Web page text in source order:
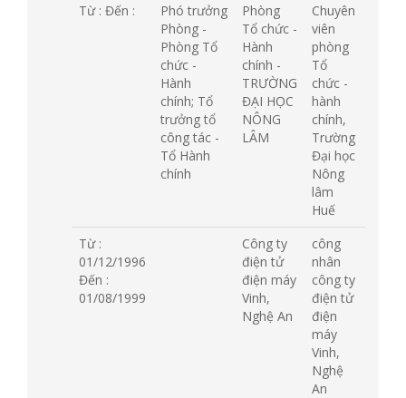
Từ : Đến :
Phó trưởng
Phòng -
Phòng Tổ
chức -
Hành
chính; Tổ
trưởng tổ
công tác -
Tổ Hành
chính
Phòng
Tổ chức -
Hành
chính -
TRƯỜNG
ĐẠI HỌC
NÔNG
LÂM
Chuyên
viên
phòng
Tổ
chức -
hành
chính,
Trường
Đại học
Nông
lâm
Huế
Từ :
01/12/1996
Đến :
01/08/1999
Công ty
điện tử
điện máy
Vinh,
Nghệ An
công
nhân
công ty
điện tử
điện
máy
Vinh,
Nghệ
An